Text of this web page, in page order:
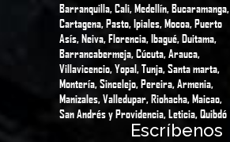
Barranquilla, Cali, Medellín, Bucaramanga,
Cartagena, Pasto, Ipiales, Mocoa, Puerto
Asís, Neiva, Florencia, Ibagué, Duitama,
Barrancabermeja, Cúcuta, Arauca,
Villavicencio, Yopal, Tunja, Santa marta,
Montería, Sincelejo, Pereira, Armenia,
Manizales, Valledupar, Riohacha, Maicao,
San Andrés y Providencia, Leticia, Quibdó
Escríbenos